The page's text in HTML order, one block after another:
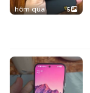
hôm qua 5